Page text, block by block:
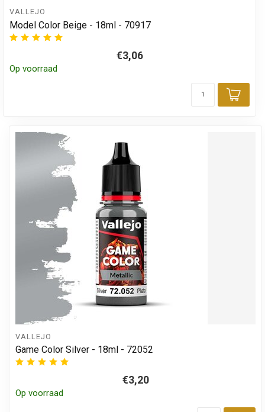
VALLEJO
Model Color Beige - 18ml - 70917
€3,06
Op voorraad
VALLEJO
Game Color Silver - 18ml - 72052
€3,20
Op voorraad